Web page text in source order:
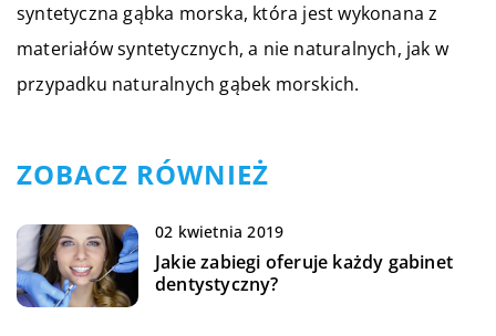
syntetyczna gąbka morska, która jest wykonana z
materiałów syntetycznych, a nie naturalnych, jak w
przypadku naturalnych gąbek morskich.
ZOBACZ RÓWNIEŻ
02 kwietnia 2019
Jakie zabiegi oferuje każdy gabinet
dentystyczny?